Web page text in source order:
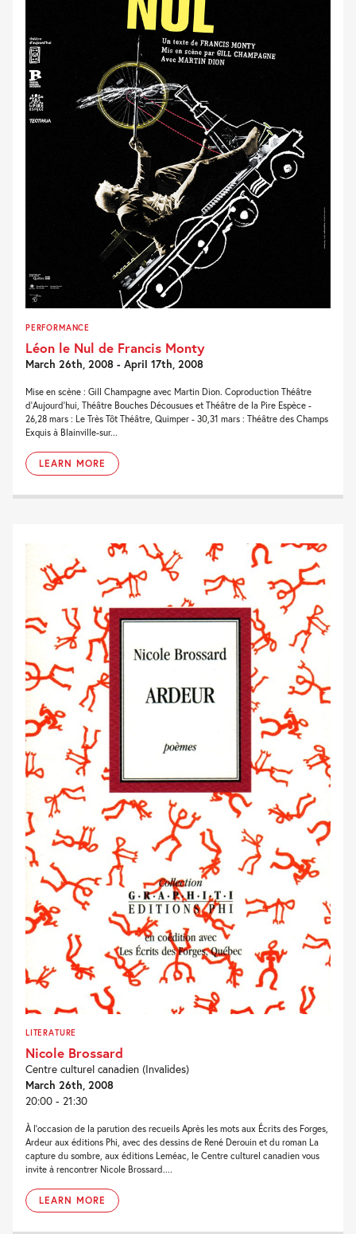
PERFORMANCE
Léon le Nul de Francis Monty
March 26th, 2008 - April 17th, 2008
Mise en scène : Gill Champagne avec Martin Dion. Coproduction Théâtre
d'Aujourd'hui, Théâtre Bouches Décousues et Théâtre de la Pire Espèce -
26,28 mars : Le Très Tôt Théâtre, Quimper - 30,31 mars : Théâtre des Champs
Exquis à Blainville-sur...
LEARN MORE
LITERATURE
Nicole Brossard
Centre culturel canadien (Invalides)
March 26th, 2008
20:00 - 21:30
À l’occasion de la parution des recueils Après les mots aux Écrits des Forges,
Ardeur aux éditions Phi, avec des dessins de René Derouin et du roman La
capture du sombre, aux éditions Leméac, le Centre culturel canadien vous
invite à rencontrer Nicole Brossard....
LEARN MORE